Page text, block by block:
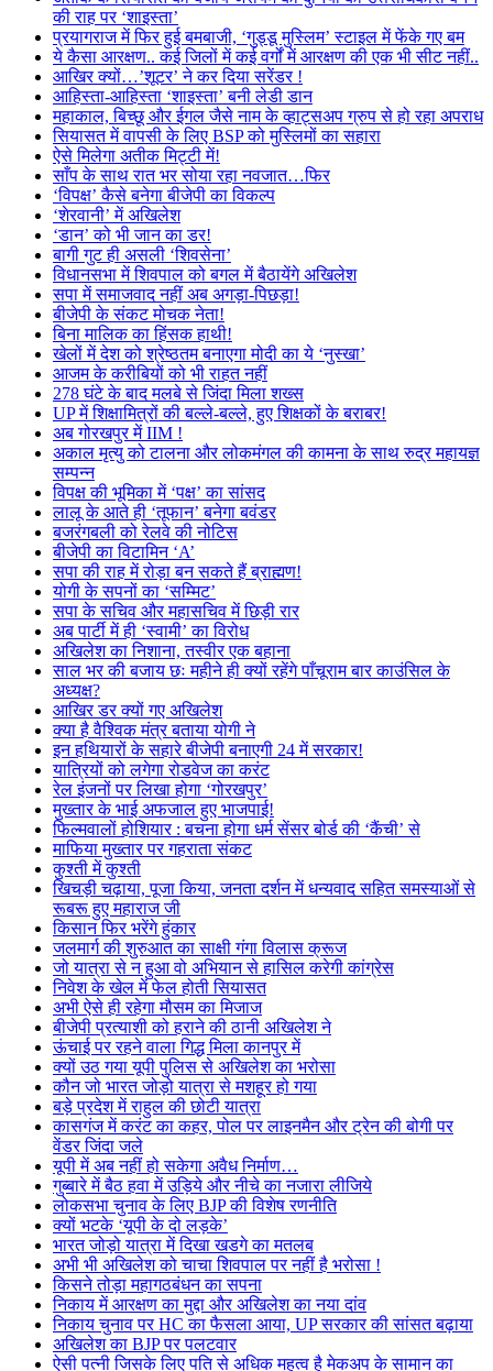
की राह पर ‘शाइस्ता’
प्रयागराज में फिर हुई बमबाजी, ‘गुड्डू मुस्लिम’ स्टाइल में फेंके गए बम
ये कैसा आरक्षण.. कई जिलों में कई वर्गों में आरक्षण की एक भी सीट नहीं..
आखिर क्यों…’शूटर’ ने कर दिया सरेंडर !
आहिस्ता-आहिस्ता ‘शाइस्ता’ बनी लेडी डान
महाकाल, बिच्छू और ईगल जैसे नाम के व्हाट्सअप ग्रुप से हो रहा अपराध
सियासत में वापसी के लिए BSP को मुस्लिमों का सहारा
ऐसे मिलेगा अतीक मिट्टी में!
साँप के साथ रात भर सोया रहा नवजात…फिर
‘विपक्ष’ कैसे बनेगा बीजेपी का विकल्प
‘शेरवानी’ में अखिलेश
‘डान’ को भी जान का डर!
बागी गुट ही असली ‘शिवसेना’
विधानसभा में शिवपाल को बगल में बैठायेंगे अखिलेश
सपा में समाजवाद नहीं अब अगड़ा-पिछड़ा!
बीजेपी के संकट मोचक नेता!
बिना मालिक का हिंसक हाथी!
खेलों में देश को श्रेष्ठतम बनाएगा मोदी का ये ‘नुस्खा’
आजम के करीबियों को भी राहत नहीं
278 घंटे के बाद मलबे से जिंदा मिला शख्स
UP में शिक्षामित्रों की बल्ले-बल्ले, हुए शिक्षकों के बराबर!
अब गोरखपुर में IIM !
अकाल मृत्यु को टालना और लोकमंगल की कामना के साथ रुद्र महायज्ञ
सम्पन्न
विपक्ष की भूमिका में ‘पक्ष’ का सांसद
लालू के आते ही ‘तूफान’ बनेगा बवंडर
बजरंगबली को रेलवे की नोटिस
बीजेपी का विटामिन ‘A’
सपा की राह में रोड़ा बन सकते हैं ब्राह्मण!
योगी के सपनों का ‘सम्मिट’
सपा के सचिव और महासचिव में छिड़ी रार
अब पार्टी में ही ‘स्वामी’ का विरोध
अखिलेश का निशाना, तस्वीर एक बहाना
साल भर की बजाय छः महीने ही क्यों रहेंगे पाँचूराम बार काउंसिल के
अध्यक्ष?
आखिर डर क्यों गए अखिलेश
क्या है वैश्विक मंत्र बताया योगी ने
इन हथियारों के सहारे बीजेपी बनाएगी 24 में सरकार!
यात्रियों को लगेगा रोडवेज का करंट
रेल इंजनों पर लिखा होगा ‘गोरखपुर’
मुख्तार के भाई अफजाल हुए भाजपाई!
फिल्मवालों होशियार : बचना होगा धर्म सेंसर बोर्ड की ‘कैंची’ से
माफिया मुख्तार पर गहराता संकट
कुश्ती में कुश्ती
खिचड़ी चढ़ाया, पूजा किया, जनता दर्शन में धन्यवाद सहित समस्याओं से
रूबरू हुए महाराज जी
किसान फिर भरेंगे हुंकार
जलमार्ग की शुरुआत का साक्षी गंगा विलास क्रूज
जो यात्रा से न हुआ वो अभियान से हासिल करेगी कांग्रेस
निवेश के खेल में फेल होती सियासत
अभी ऐसे ही रहेगा मौसम का मिजाज
बीजेपी प्रत्याशी को हराने की ठानी अखिलेश ने
ऊंचाई पर रहने वाला गिद्ध मिला कानपुर में
क्यों उठ गया यूपी पुलिस से अखिलेश का भरोसा
कौन जो भारत जोड़ो यात्रा से मशहूर हो गया
बड़े प्रदेश में राहुल की छोटी यात्रा
कासगंज में करंट का कहर, पोल पर लाइनमैन और ट्रेन की बोगी पर
वेंडर जिंदा जले
यूपी में अब नहीं हो सकेगा अवैध निर्माण…
गुब्बारे में बैठ हवा में उड़िये और नीचे का नजारा लीजिये
लोकसभा चुनाव के लिए BJP की विशेष रणनीति
क्यों भटके ‘यूपी के दो लड़के’
भारत जोड़ो यात्रा में दिखा खडगे का मतलब
अभी भी अखिलेश को चाचा शिवपाल पर नहीं है भरोसा !
किसने तोड़ा महागठबंधन का सपना
निकाय में आरक्षण का मुद्दा और अखिलेश का नया दांव
निकाय चुनाव पर HC का फैसला आया, UP सरकार की सांसत बढ़ाया
अखिलेश का BJP पर पलटवार
ऐसी पत्नी जिसके लिए पति से अधिक महत्व है मेकअप के सामान का